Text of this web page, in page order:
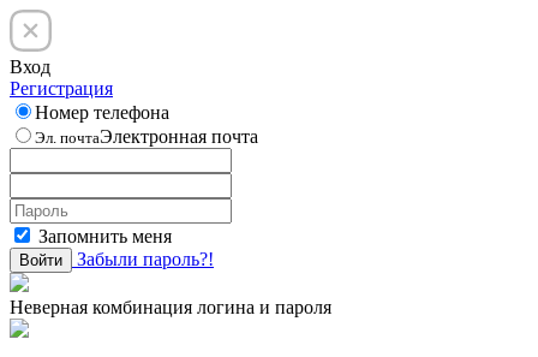
Вход
Регистрация
Номер телефона
Эл. почтаЭлектронная почта
Запомнить меня
Войти Забыли пароль?!
Неверная комбинация логина и пароля